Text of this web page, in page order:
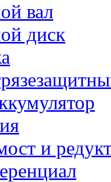
вал
диск
и